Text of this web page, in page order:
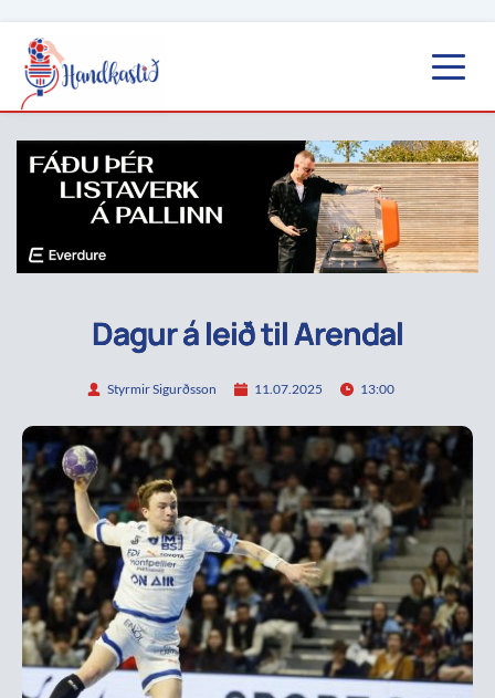
Dagur á leið til Arendal
Styrmir Sigurðsson 11.07.2025 13:00